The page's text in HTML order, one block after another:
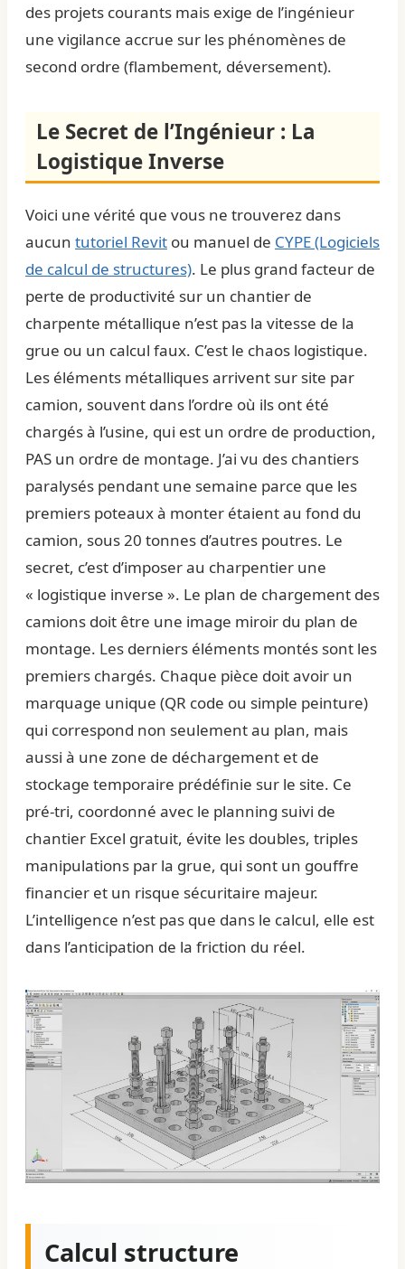
des projets courants mais exige de l’ingénieur
une vigilance accrue sur les phénomènes de
second ordre (flambement, déversement).
Le Secret de l’Ingénieur : La
Logistique Inverse
Voici une vérité que vous ne trouverez dans
aucun tutoriel Revit ou manuel de CYPE (Logiciels
de calcul de structures). Le plus grand facteur de
perte de productivité sur un chantier de
charpente métallique n’est pas la vitesse de la
grue ou un calcul faux. C’est le chaos logistique.
Les éléments métalliques arrivent sur site par
camion, souvent dans l’ordre où ils ont été
chargés à l’usine, qui est un ordre de production,
PAS un ordre de montage. J’ai vu des chantiers
paralysés pendant une semaine parce que les
premiers poteaux à monter étaient au fond du
camion, sous 20 tonnes d’autres poutres. Le
secret, c’est d’imposer au charpentier une
« logistique inverse ». Le plan de chargement des
camions doit être une image miroir du plan de
montage. Les derniers éléments montés sont les
premiers chargés. Chaque pièce doit avoir un
marquage unique (QR code ou simple peinture)
qui correspond non seulement au plan, mais
aussi à une zone de déchargement et de
stockage temporaire prédéfinie sur le site. Ce
pré-tri, coordonné avec le planning suivi de
chantier Excel gratuit, évite les doubles, triples
manipulations par la grue, qui sont un gouffre
financier et un risque sécuritaire majeur.
L’intelligence n’est pas que dans le calcul, elle est
dans l’anticipation de la friction du réel.
Calcul structure